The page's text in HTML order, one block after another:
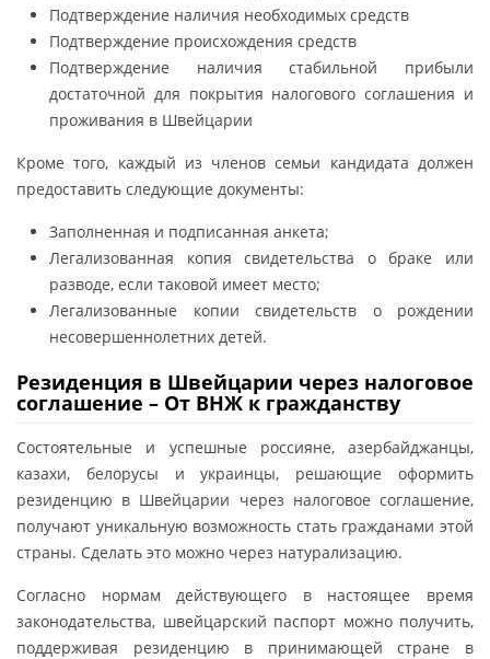
Подтверждение наличия необходимых средств
Подтверждение происхождения средств
Подтверждение наличия стабильной прибыли
достаточной для покрытия налогового соглашения и
проживания в Швейцарии
Кроме того, каждый из членов семьи кандидата должен
предоставить следующие документы:
Заполненная и подписанная анкета;
Легализованная копия свидетельства о браке или
разводе, если таковой имеет место;
Легализованные копии свидетельств о рождении
несовершеннолетних детей.
Резиденция в Швейцарии через налоговое
соглашение – От ВНЖ к гражданству
Состоятельные и успешные россияне, азербайджанцы,
казахи, белорусы и украинцы, решающие оформить
резиденцию в Швейцарии через налоговое соглашение,
получают уникальную возможность стать гражданами этой
страны. Сделать это можно через натурализацию.
Согласно нормам действующего в настоящее время
законодательства, швейцарский паспорт можно получить,
поддерживая резиденцию в принимающей стране в